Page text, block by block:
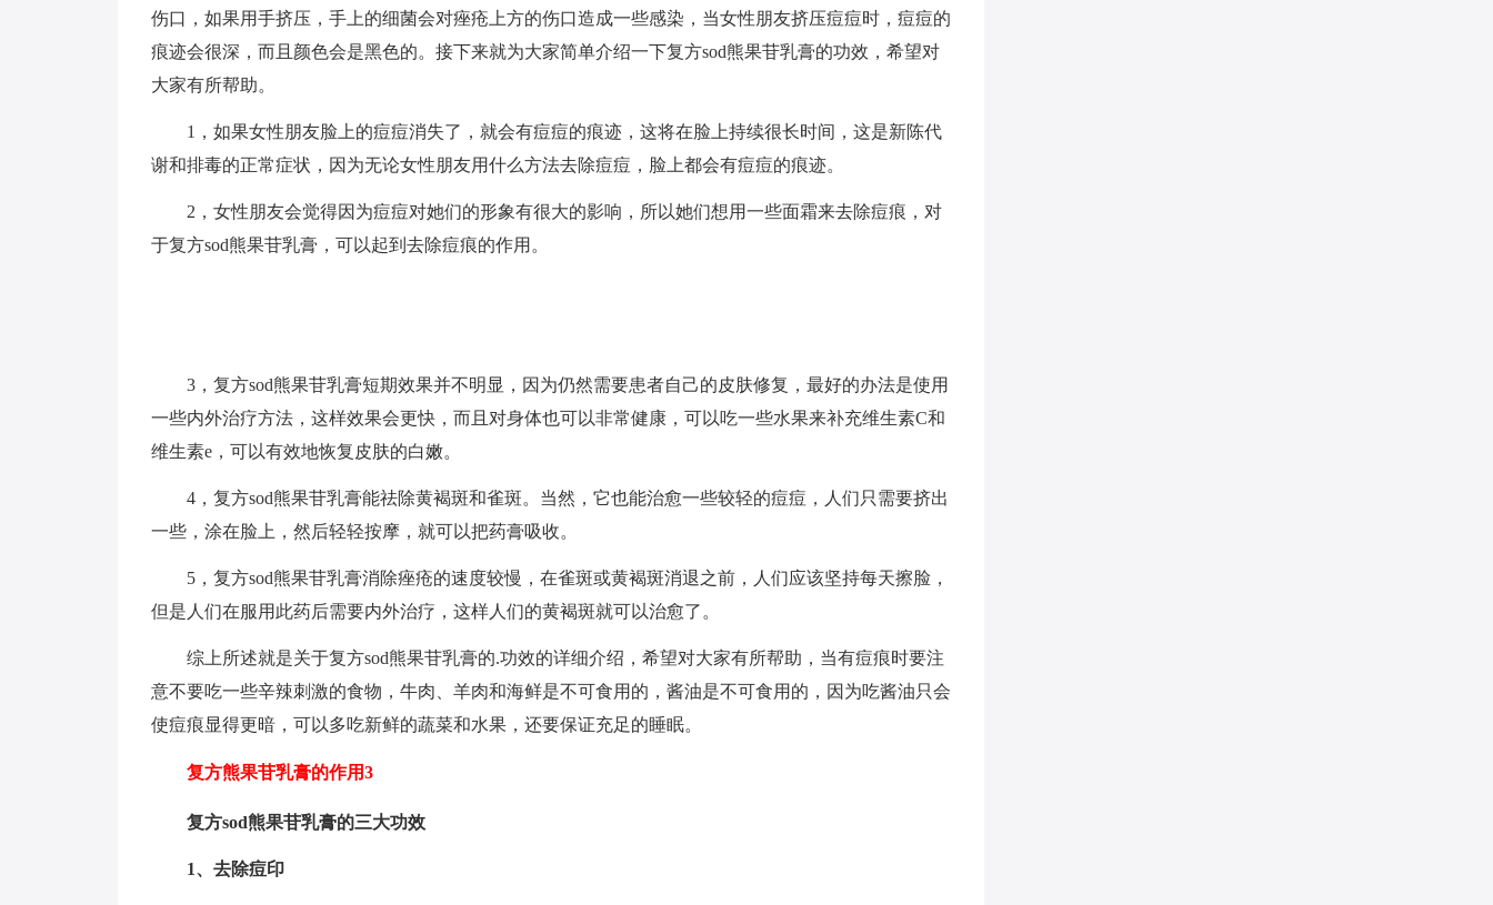
伤口，如果用手挤压，手上的细菌会对痤疮上方的伤口造成一些感染，当女性朋友挤压痘痘时，痘痘的
痕迹会很深，而且颜色会是黑色的。接下来就为大家简单介绍一下复方sod熊果苷乳膏的功效，希望对
大家有所帮助。
1，如果女性朋友脸上的痘痘消失了，就会有痘痘的痕迹，这将在脸上持续很长时间，这是新陈代
谢和排毒的正常症状，因为无论女性朋友用什么方法去除痘痘，脸上都会有痘痘的痕迹。
2，女性朋友会觉得因为痘痘对她们的形象有很大的影响，所以她们想用一些面霜来去除痘痕，对
于复方sod熊果苷乳膏，可以起到去除痘痕的作用。
3，复方sod熊果苷乳膏短期效果并不明显，因为仍然需要患者自己的皮肤修复，最好的办法是使用
一些内外治疗方法，这样效果会更快，而且对身体也可以非常健康，可以吃一些水果来补充维生素C和
维生素e，可以有效地恢复皮肤的白嫩。
4，复方sod熊果苷乳膏能祛除黄褐斑和雀斑。当然，它也能治愈一些较轻的痘痘，人们只需要挤出
一些，涂在脸上，然后轻轻按摩，就可以把药膏吸收。
5，复方sod熊果苷乳膏消除痤疮的速度较慢，在雀斑或黄褐斑消退之前，人们应该坚持每天擦脸，
但是人们在服用此药后需要内外治疗，这样人们的黄褐斑就可以治愈了。
综上所述就是关于复方sod熊果苷乳膏的.功效的详细介绍，希望对大家有所帮助，当有痘痕时要注
意不要吃一些辛辣刺激的食物，牛肉、羊肉和海鲜是不可食用的，酱油是不可食用的，因为吃酱油只会
使痘痕显得更暗，可以多吃新鲜的蔬菜和水果，还要保证充足的睡眠。
复方熊果苷乳膏的作用3
复方sod熊果苷乳膏的三大功效
1、去除痘印